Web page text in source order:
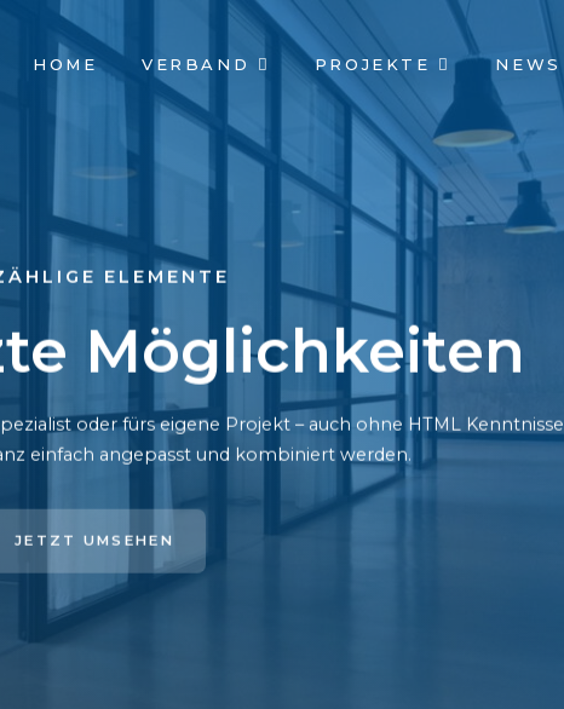
NAVIGATION
ÜBERSPRINGEN
HOME VERBAND PROJEKTE NEWS
ELEMENTE
Möglichkeiten
oder fürs eigene Projekt – auch ohne HTML Kenntnisse
einfach angepasst und kombiniert werden.
JETZT UMSEHEN